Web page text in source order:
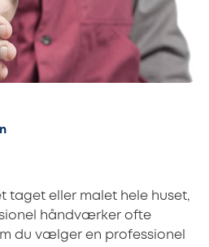
taget eller malet hele huset,
håndværker ofte
du vælger en professionel